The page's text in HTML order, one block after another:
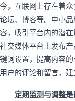
今，互联网上存在着
论坛、博客等。中小
容，吸引平台内的潜
社交媒体平台上发布
键词设置，提高内容
用户的评论和留言，建
定期监测与调整是